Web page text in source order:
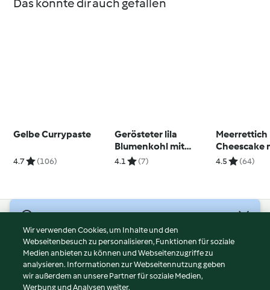
Das könnte dir auch gefallen
Gelbe Currypaste
4.7 (106)
Gerösteter lila
Blumenkohl mit
Sesam
4.1 (7)
Meerrettich
Cheescake
Bete
4.5 (64)
Nutzungsbedingungen
Datenschutzrichtlinien
Disclaimer
Wir verwenden Cookies, um Inhalte und den
Webseitenbesuch zu personalisieren, Funktionen für soziale
Medien anbieten zu können und Webseitenzugriffe zu
analysieren. Informationen zur Webseitennutzung geben
wir außerdem an unsere Partner für soziale Medien,
Werbung und Analysen weiter.